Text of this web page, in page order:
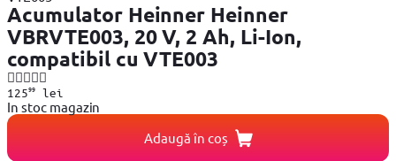
Acumulator Heinner Heinner
VBRVTE003, 20 V, 2 Ah, Li-Ion,
compatibil cu VTE003
12599lei
In stoc magazin
Adaugă în coș